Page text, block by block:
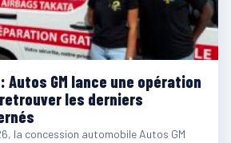
Autos GM lance une opération
les derniers
la concession automobile Autos GM